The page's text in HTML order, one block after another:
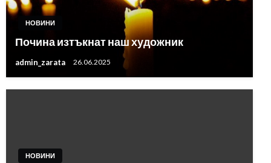
НОВИНИ
Почина изтъкнат наш художник
admin_zarata 26.06.2025
НОВИНИ